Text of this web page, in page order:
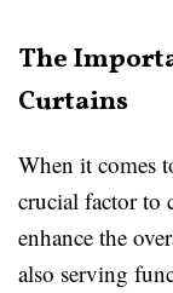
The
Curtains
When it comes
crucial factor to
enhance the
also serving